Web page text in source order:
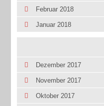
Februar 2018
Januar 2018
Dezember 2017
November 2017
Oktober 2017